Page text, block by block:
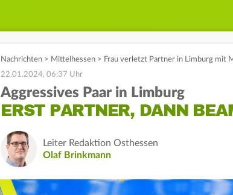
Nachrichten > Mittelhessen > Frau verletzt Partner in Limburg mit
22.01.2024, 06:37 Uhr
Aggressives Paar in Limburg
ERST PARTNER, DANN
Leiter Redaktion Osthessen
Olaf Brinkmann